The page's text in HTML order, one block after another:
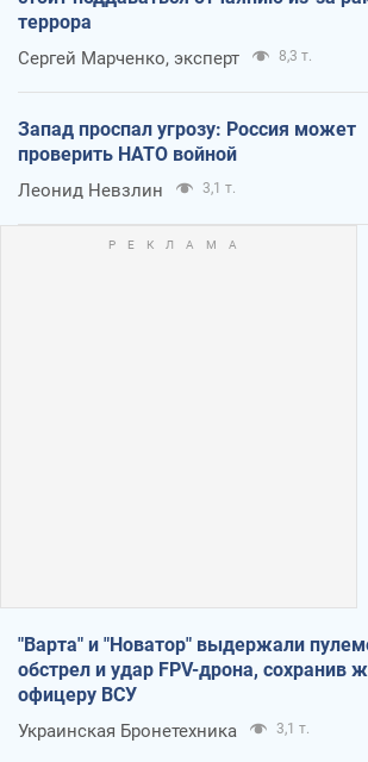
террора
Сергей Марченко, эксперт 8,3 т.
Запад проспал угрозу: Россия может
проверить НАТО войной
Леонид Невзлин 3,1 т.
"Варта" и "Новатор" выдержали
обстрел и удар FPV-дрона, сохранив
офицеру ВСУ
Украинская Бронетехника 3,1 т.